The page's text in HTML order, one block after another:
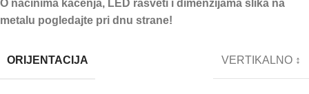
O načinima kačenja, LED rasveti i dimenzijama slika na
metalu pogledajte pri dnu strane!
ORIJENTACIJA VERTIKALNO ↕